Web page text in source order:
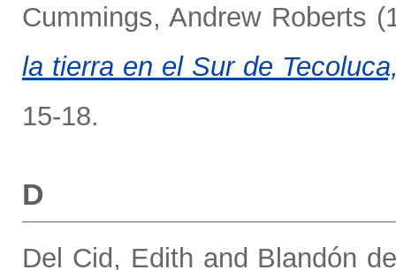
Cummings, Andrew Roberts
la tierra en el Sur de
15-18.
D
Del Cid, Edith and Blandón